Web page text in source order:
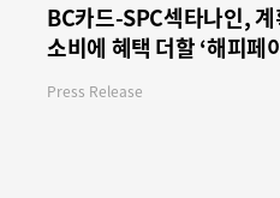
BC카드-SPC섹타나인, 계
소비에 혜택 더할 ‘해피페
카드’ 출시
Press Release